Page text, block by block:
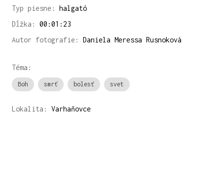
Typ piesne:
halgató
Dĺžka:
00:01:23
Autor fotografie:
Daniela Meressa Rusnoková
Téma:
Boh smrť bolesť svet
Lokalita: Varhaňovce